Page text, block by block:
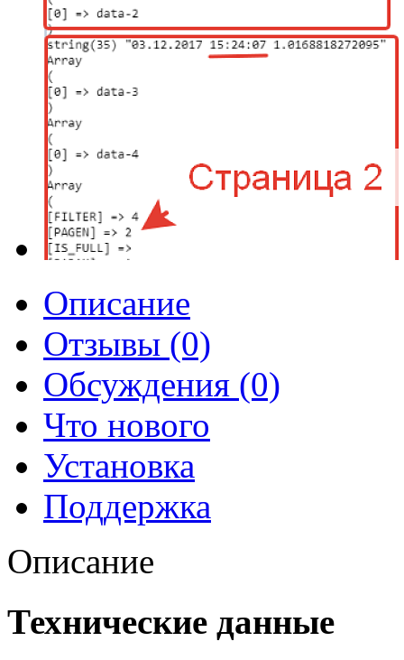
Описание
Отзывы (0)
Обсуждения (0)
Что нового
Установка
Поддержка
Описание
Технические данные